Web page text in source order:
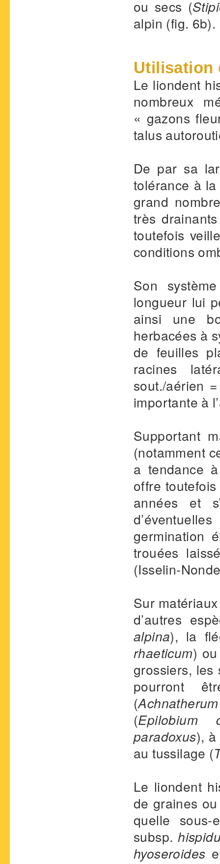
ou secs (
alpin (fig. 6b).
Utilisation
Le liondent
nombreux
« gazons
talus
De par sa
tolérance à
grand
très
toutefois
conditions
Son
longueur lui
ainsi une
herbacées à
de feuilles
racines
sout./aérien
importante à
Supportant
(notamment
a tendance
offre
années et
germination
trouées
(Isselin-
Sur
d’autres
alpina), la
rhaeticum)
grossiers,
pourront
(
(Epilobium
paradoxus),
au tussilage (
Le liondent
de graines
quelle sous-
subsp.
hyoseroides